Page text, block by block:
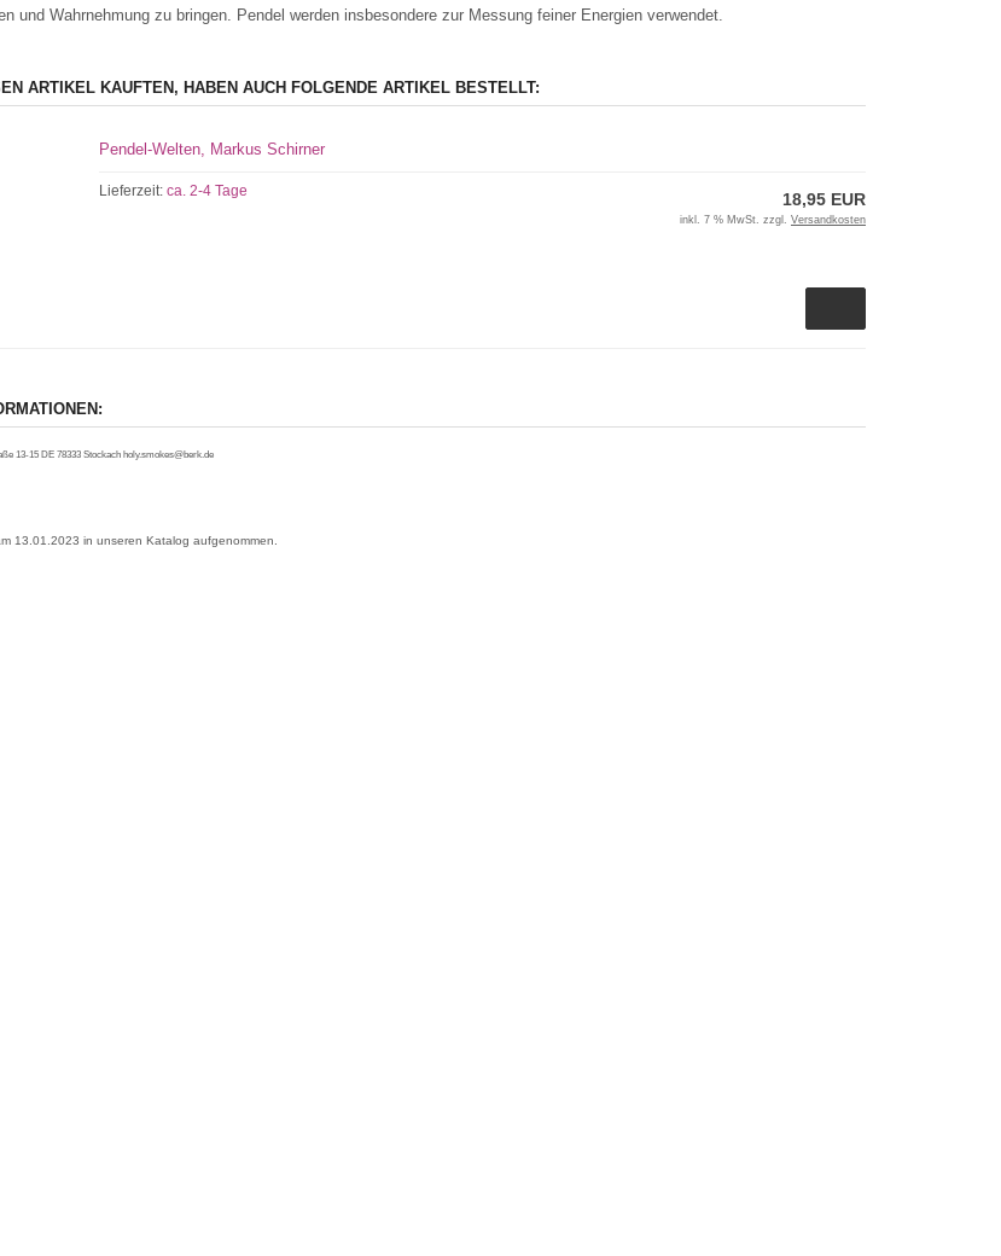
und Wahrnehmung zu bringen. Pendel werden insbesondere zur Messung feiner Energien verwendet.
ARTIKEL KAUFTEN, HABEN AUCH FOLGENDE ARTIKEL BESTELLT:
Pendel-Welten, Markus Schirner
Lieferzeit:ca. 2-4 Tage 18,95 EUR
inkl. 7 % MwSt. zzgl. Versandkosten
13-15 DE 78333 Stockach holy.smokes@berk.de
13.01.2023 in unseren Katalog aufgenommen.